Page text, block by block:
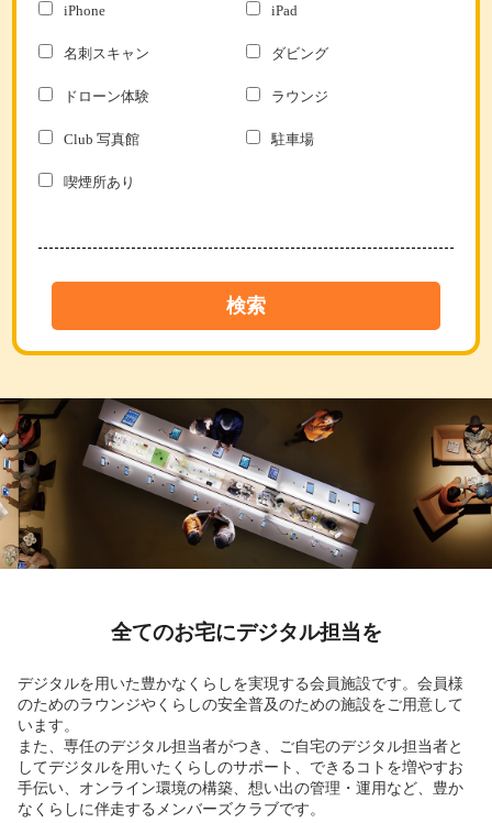
iPhone iPad
名刺スキャン ダビング
ドローン体験 ラウンジ
Club 写真館 駐車場
喫煙所あり
検索
全てのお宅にデジタル担当を
デジタルを用いた豊かなくらしを実現する会員施設です。会員様
のためのラウンジやくらしの安全普及のための施設をご用意して
います。
また、専任のデジタル担当者がつき、ご自宅のデジタル担当者と
してデジタルを用いたくらしのサポート、できるコトを増やすお
手伝い、オンライン環境の構築、想い出の管理・運用など、豊か
なくらしに伴走するメンバーズクラブです。